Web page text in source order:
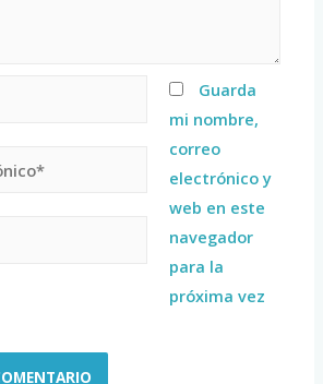
Guarda
mi nombre,
correo
electrónico y
web en este
navegador
para la
próxima vez